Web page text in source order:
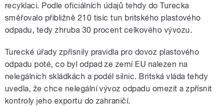
recyklaci. Podle oficiálních údajů tehdy do Turecka
směřovalo přibližně 210 tisíc tun britského plastového
odpadu, tedy zhruba 30 procent celkového vývozu.
Turecké úřady zpřísnily pravidla pro dovoz plastového
odpadu poté, co byl odpad ze zemí EU nalezen na
nelegálních skládkách a podél silnic. Britská vláda tehdy
uvedla, že chce nelegální vývoz odpadu omezit a zpřísnit
kontroly jeho exportu do zahraničí.